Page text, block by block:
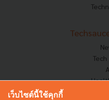
Tech
เว็บไซต์นี้ใช้คุกกี้